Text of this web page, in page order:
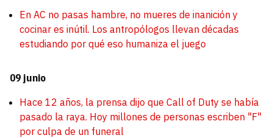
En AC no pasas hambre, no mueres de inanición y
cocinar es inútil. Los antropólogos llevan décadas
estudiando por qué eso humaniza el juego
09 junio
Hace 12 años, la prensa dijo que Call of Duty se había
pasado la raya. Hoy millones de personas escriben "F"
por culpa de un funeral